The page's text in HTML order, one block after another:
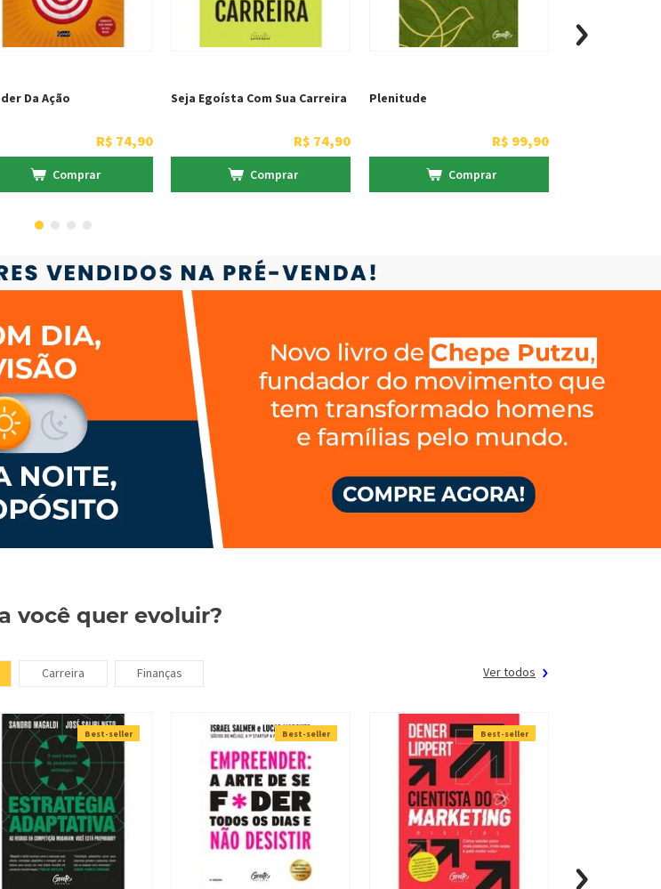
Da Ação
R$ 74,90
Comprar
Seja Egoísta Com Sua Carreira
R$ 74,90
Comprar
Plenitude
R$ 99,90
Comprar
você quer evoluir?
Ver todos
Carreira Finanças
Best-seller Best-seller Best-seller